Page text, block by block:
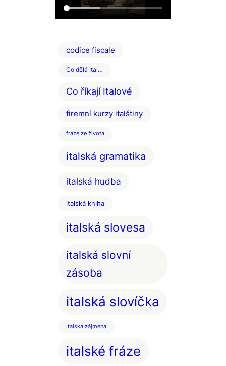
codice fiscale
Co dělá Ital…
Co říkají Italové
firemní kurzy italštiny
fráze ze života
italská gramatika
italská hudba
italská kniha
italská slovesa
italská slovní
zásoba
italská slovíčka
Italská zájmena
italské fráze